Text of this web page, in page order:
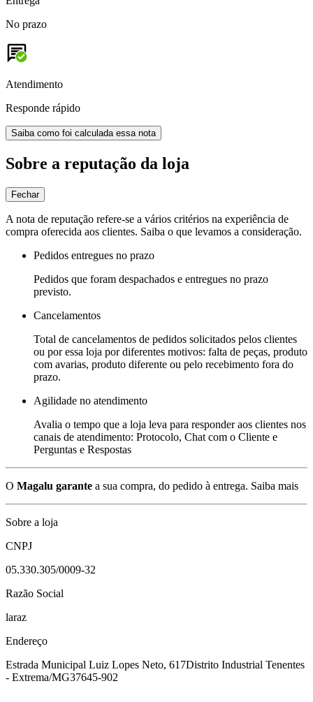
No prazo
Atendimento
Responde rápido
Saiba como foi calculada essa nota
Sobre a reputação da loja
Fechar
A nota de reputação refere-se a vários critérios na experiência de
compra oferecida aos clientes. Saiba o que levamos a consideração.
Pedidos entregues no prazo
Pedidos que foram despachados e entregues no prazo
previsto.
Cancelamentos
Total de cancelamentos de pedidos solicitados pelos clientes
ou por essa loja por diferentes motivos: falta de peças, produto
com avarias, produto diferente ou pelo recebimento fora do
prazo.
Agilidade no atendimento
Avalia o tempo que a loja leva para responder aos clientes nos
canais de atendimento: Protocolo, Chat com o Cliente e
Perguntas e Respostas
O Magalu garante a sua compra, do pedido à entrega. Saiba mais
Sobre a loja
CNPJ
05.330.305/0009-32
Razão Social
laraz
Endereço
Estrada Municipal Luiz Lopes Neto, 617Distrito Industrial Tenentes
- Extrema/MG37645-902